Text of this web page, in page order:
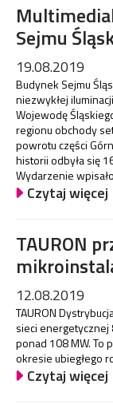
Sejmu
19.08.2019
Budynek Sejmu
niezwykłej
Wojewodę
regionu obchody
powrotu części
historii odbyła się
Wydarzenie
Czytaj więcej
TAURON
12.08.2019
TAURON
sieci energetycznej
ponad 108 MW. To
okresie ubiegłego
Czytaj więcej